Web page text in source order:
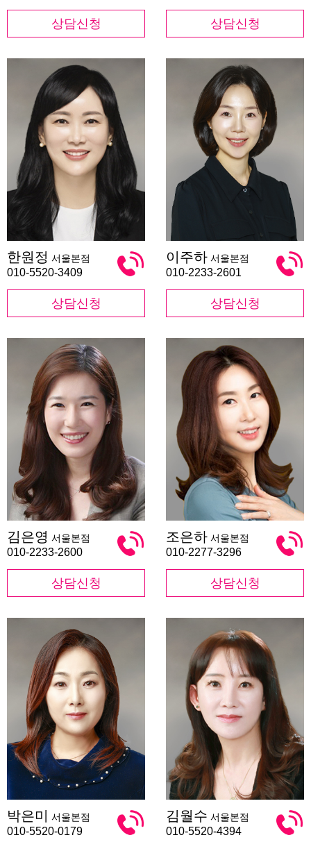
상담신청 상담신청
원
정
한원정 서울본점
010-5520-3409
상담신청
주
하
이주하 서울본점
010-2233-2601
상담신청
은
영
김은영 서울본점
010-2233-2600
상담신청
은
하
조은하 서울본점
010-2277-3296
상담신청
은
미
박은미 서울본점
010-5520-0179
월
수
김월수 서울본점
010-5520-4394